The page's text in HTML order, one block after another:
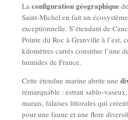
La configuration géographique
Saint-Michel en fait un
exceptionnelle. S’étendant de
Pointe du Roc à Granville à l’est,
kilomètres carrés constitue l’une
humides de France.
Cette étendue marine abrite une
remarquable : estran sablo-
marais, falaises littorales qui
pour une faune et une flore